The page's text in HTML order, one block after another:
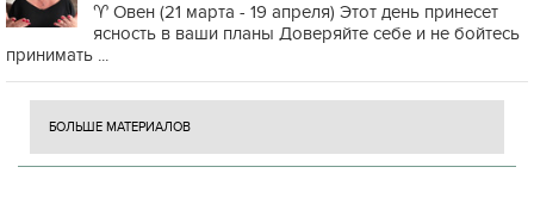
♈️ Овен (21 марта - 19 апреля) Этот день принесет
ясность в ваши планы Доверяйте себе и не бойтесь
принимать ...
БОЛЬШЕ МАТЕРИАЛОВ